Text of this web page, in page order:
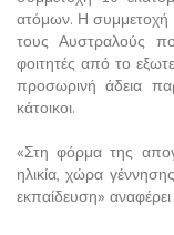
ατόμων. Η συμμετοχή
τους Αυστραλούς
φοιτητές από το
προσωρινή άδεια
κάτοικοι.
«Στη φόρμα της
ηλικία, χώρα
εκπαίδευση»